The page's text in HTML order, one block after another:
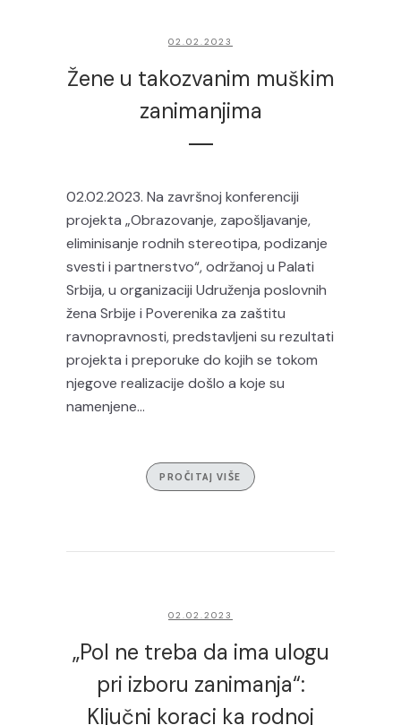
02.02.2023
Žene u takozvanim muškim
zanimanjima
02.02.2023. Na završnoj konferenciji
projekta „Obrazovanje, zapošljavanje,
eliminisanje rodnih stereotipa, podizanje
svesti i partnerstvo“, održanoj u Palati
Srbija, u organizaciji Udruženja poslovnih
žena Srbije i Poverenika za zaštitu
ravnopravnosti, predstavljeni su rezultati
projekta i preporuke do kojih se tokom
njegove realizacije došlo a koje su
namenjene...
PROČITAJ VIŠE
02.02.2023
„Pol ne treba da ima ulogu
pri izboru zanimanja“:
Ključni koraci ka rodnoj